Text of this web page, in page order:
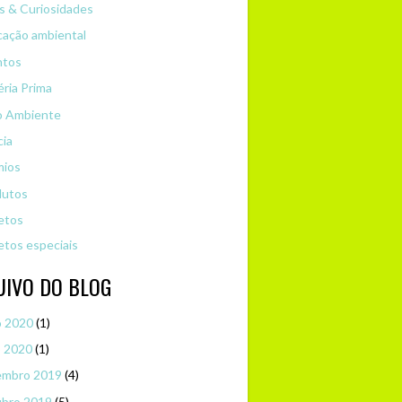
& Curiosidades
ambiental
Prima
Ambiente
especiais
DO BLOG
2020(1)
2020(1)
2019 (4)